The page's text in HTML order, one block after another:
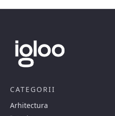
CATEGORII
Arhitectura